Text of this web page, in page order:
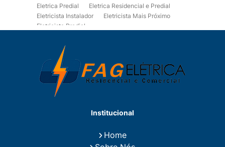
Eletrica Predial
Eletrica Residencial e Predial
Eletricista Instalador
Eletricista Mais Próximo
Eletricista Predial
Eletricista Residencial
Eletricista Residencial E Predial
Eletricistas de Manutenção
Empresa de Instalações Elétricas
Empresa de Manutenção Eletrica
Empresa de Prestação de Serviços Eletricos
Fiação para Instalação Eletrica Residencial
Instalação de Energia Solar Residencial Preço
Institucional
Home